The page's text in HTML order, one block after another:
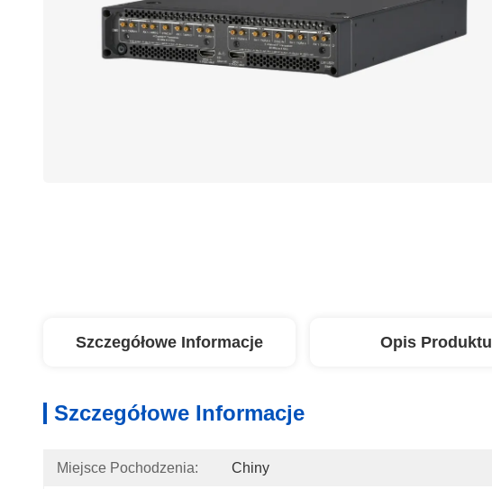
Szczegółowe Informacje Opis Produktu
Szczegółowe Informacje
Miejsce Pochodzenia: Chiny